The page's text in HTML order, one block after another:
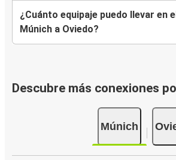
¿Cuánto equipaje puedo llevar en
Múnich a Oviedo?
Descubre más conexiones
Múnich